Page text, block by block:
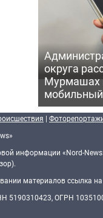
округа
Мурмашах
|
информации «Nord-
материалов ссылка
5190310423, ОГРН